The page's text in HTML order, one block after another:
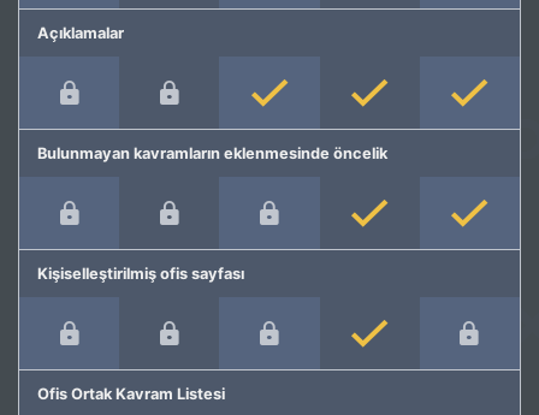
Açıklamalar
Bulunmayan kavramların eklenmesinde öncelik
Kişiselleştirilmiş ofis sayfası
Ofis Ortak Kavram Listesi